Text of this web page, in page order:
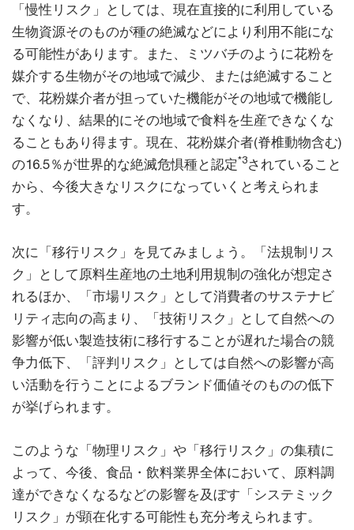
「慢性リスク」としては、現在直接的に利用している
生物資源そのものが種の絶滅などにより利用不能にな
る可能性があります。また、ミツバチのように花粉を
媒介する生物がその地域で減少、または絶滅すること
で、花粉媒介者が担っていた機能がその地域で機能し
なくなり、結果的にその地域で食料を生産できなくな
ることもあり得ます。現在、花粉媒介者(脊椎動物含む)
の16.5％が世界的な絶滅危惧種と認定*3されていること
から、今後大きなリスクになっていくと考えられま
す。
次に「移行リスク」を見てみましょう。「法規制リス
ク」として原料生産地の土地利用規制の強化が想定さ
れるほか、「市場リスク」として消費者のサステナビ
リティ志向の高まり、「技術リスク」として自然への
影響が低い製造技術に移行することが遅れた場合の競
争力低下、「評判リスク」としては自然への影響が高
い活動を行うことによるブランド価値そのものの低下
が挙げられます。
このような「物理リスク」や「移行リスク」の集積に
よって、今後、食品・飲料業界全体において、原料調
達ができなくなるなどの影響を及ぼす「システミック
リスク」が顕在化する可能性も充分考えられます。